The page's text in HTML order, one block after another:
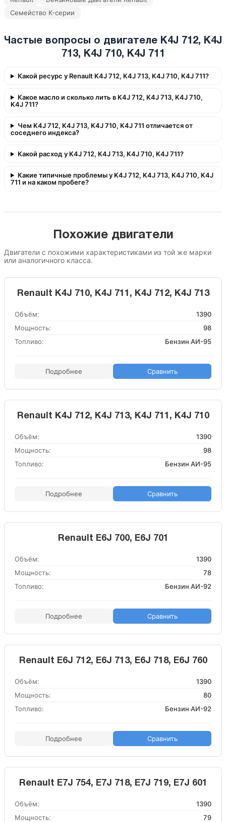
Семейство K-серии
Частые вопросы о двигателе K4J 712, K4J
713, K4J 710, K4J 711
Какой ресурс у Renault K4J 712, K4J 713, K4J 710, K4J 711?
Какое масло и сколько лить в K4J 712, K4J 713, K4J 710,
K4J 711?
Чем K4J 712, K4J 713, K4J 710, K4J 711 отличается от
соседнего индекса?
Какой расход у K4J 712, K4J 713, K4J 710, K4J 711?
Какие типичные проблемы у K4J 712, K4J 713, K4J 710, K4J
711 и на каком пробеге?
Похожие двигатели
Двигатели с похожими характеристиками из той же марки
или аналогичного класса.
Renault K4J 710, K4J 711, K4J 712, K4J 713
Объём:
1390
Мощность:
98
Топливо:
Бензин АИ-95
Подробнее Сравнить
Renault K4J 712, K4J 713, K4J 711, K4J 710
Объём:
1390
Мощность:
98
Топливо:
Бензин АИ-95
Подробнее Сравнить
Renault E6J 700, E6J 701
Объём:
1390
Мощность:
78
Топливо:
Бензин АИ-92
Подробнее Сравнить
Renault E6J 712, E6J 713, E6J 718, E6J 760
Объём:
1390
Мощность:
80
Топливо:
Бензин АИ-92
Подробнее Сравнить
Renault E7J 754, E7J 718, E7J 719, E7J 601
Объём:
1390
Мощность:
79